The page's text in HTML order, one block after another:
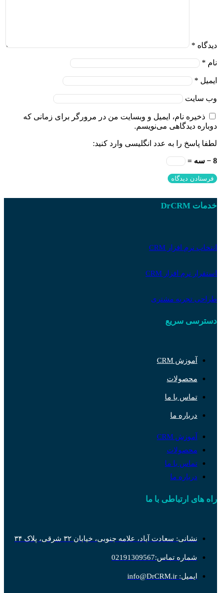
دیدگاه *
نام *
ایمیل *
وب‌ سایت
ذخیره نام، ایمیل و وبسایت من در مرورگر برای زمانی که
دوباره دیدگاهی می‌نویسم.
لطفا پاسخ را به عدد انگلیسی وارد کنید:
8 − سه =
خدمات DrCRM
انتخاب نرم افزار CRM
استقرار نرم افزار CRM
طراحی تجربه مشتری
دسترسی سریع
آموزش CRM
محصولات
تماس با ما
درباره ما
آموزش CRM
محصولات
تماس با ما
درباره ما
راه های ارتباطی با ما
نشانی: سعادت آباد، علامه جنوبی، خیابان ۳۲ شرقی، پلاک ۳۴
شماره تماس:02191309567
ایمیل: info@DrCRM.ir